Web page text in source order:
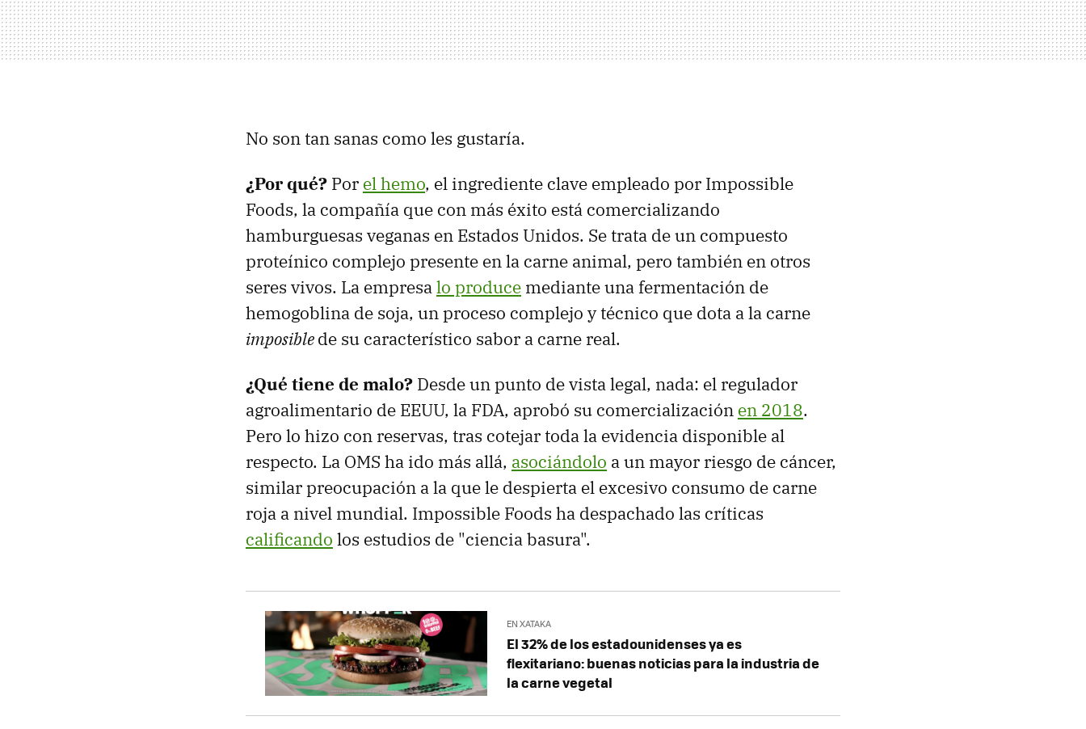
No son tan sanas como les gustaría.
¿Por qué? Por el hemo, el ingrediente clave empleado por Impossible
Foods, la compañía que con más éxito está comercializando
hamburguesas veganas en Estados Unidos. Se trata de un compuesto
proteínico complejo presente en la carne animal, pero también en otros
seres vivos. La empresalo produce mediante una fermentación de
hemogoblina de soja, un proceso complejo y técnico que dota a la carne
imposiblede su característico sabor a carne real.
¿Qué tiene de malo? Desde un punto de vista legal, nada: el regulador
agroalimentario de EEUU, la FDA, aprobó su comercialización en 2018.
Pero lo hizo con reservas, tras cotejar toda la evidencia disponible al
respecto. La OMS ha ido más allá, asociándolo a un mayor riesgo de cáncer,
similar preocupación a la que le despierta el excesivo consumo de carne
roja a nivel mundial. Impossible Foods ha despachado las críticas
calificando los estudios de "ciencia basura".
EN XATAKA
El 32% de los estadounidenses ya es
flexitariano: buenas noticias para la industria de
la carne vegetal